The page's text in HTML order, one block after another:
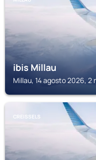
ibis Millau
Millau, 14 agosto 2026, 2
CREISSELS